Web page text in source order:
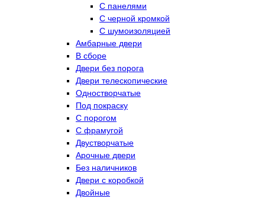
С панелями
С черной кромкой
С шумоизоляцией
Амбарные двери
В сборе
Двери без порога
Двери телескопические
Одностворчатые
Под покраску
С порогом
С фрамугой
Двустворчатые
Арочные двери
Без наличников
Двери с коробкой
Двойные